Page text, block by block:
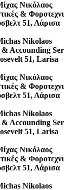
Νικόλαος
&
51, Λάρισα
Nikolaos
Accounding
51, Larisa
Νικόλαος
&
51, Λάρισα
Nikolaos
Accounding
51, Larisa
Νικόλαος
&
51, Λάρισα
Nikolaos